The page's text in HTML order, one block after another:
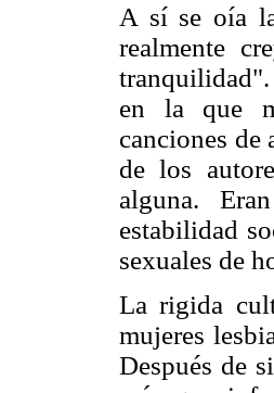
A sí se oía
realmente
tranquilidad".
en la que
canciones de
de los
alguna.
estabilidad
sexuales de
La rigida
mujeres
Después de